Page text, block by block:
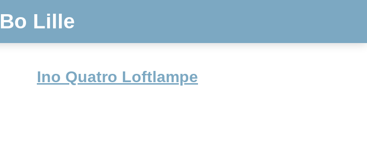
Bo Lille
Ino Quatro Loftlampe